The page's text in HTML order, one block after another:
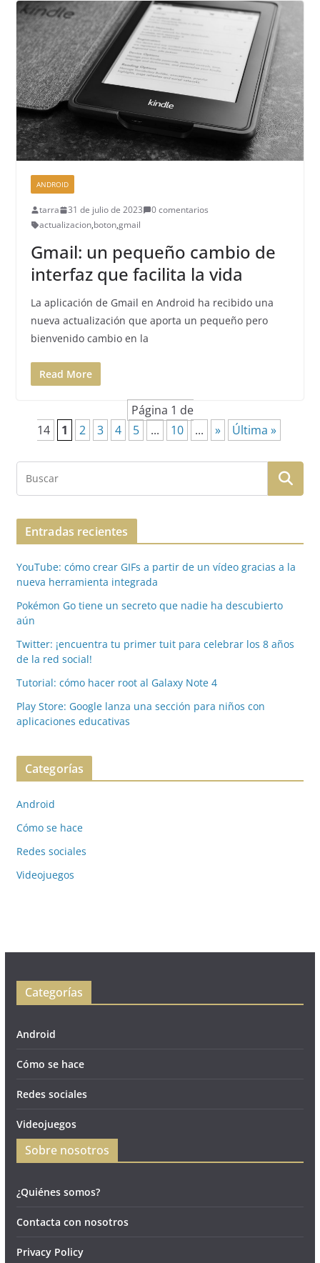
ANDROID
tarra 31 de julio de 2023
0 comentarios
actualizacion,boton,gmail
Gmail: un pequeño cambio de
interfaz que facilita la vida
La aplicación de Gmail en Android ha recibido una
nueva actualización que aporta un pequeño pero
bienvenido cambio en la
Read More
Página 1 de
14
1 2 3 4 5 ... 10 ... » Última »
Entradas recientes
YouTube: cómo crear GIFs a partir de un vídeo gracias a la
nueva herramienta integrada
Pokémon Go tiene un secreto que nadie ha descubierto
aún
Twitter: ¡encuentra tu primer tuit para celebrar los 8 años
de la red social!
Tutorial: cómo hacer root al Galaxy Note 4
Play Store: Google lanza una sección para niños con
aplicaciones educativas
Categorías
Android
Cómo se hace
Redes sociales
Videojuegos
Categorías
Android
Cómo se hace
Redes sociales
Videojuegos
Sobre nosotros
¿Quiénes somos?
Contacta con nosotros
Privacy Policy